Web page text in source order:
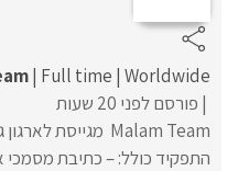
Full time Worldwide
פורסם לפני 20 שעות
התפקיד כולל: – כתיבת מסמכי